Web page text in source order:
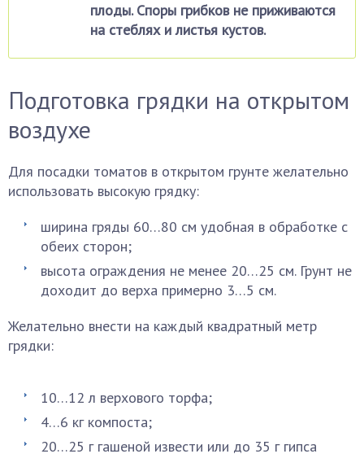
плоды. Споры грибков не приживаются
на стеблях и листья кустов.
Подготовка грядки на открытом
воздухе
Для посадки томатов в открытом грунте желательно
использовать высокую грядку:
ширина гряды 60…80 см удобная в обработке с
обеих сторон;
высота ограждения не менее 20…25 см. Грунт не
доходит до верха примерно 3…5 см.
Желательно внести на каждый квадратный метр
грядки:
10…12 л верхового торфа;
4…6 кг компоста;
20…25 г гашеной извести или до 35 г гипса